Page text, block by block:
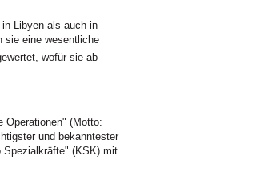
Libyen als auch in
sie eine wesentliche
wofür sie ab
Operationen" (Motto:
und bekanntester
Spezialkräfte" (KSK) mit